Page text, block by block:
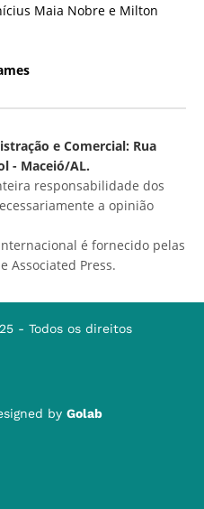
Maia Nobre e Milton
e Comercial: Rua
- Maceió/AL.
responsabilidade dos
a opinião
é fornecido pelas
Associated Press.
- Todos os direitos
by Golab